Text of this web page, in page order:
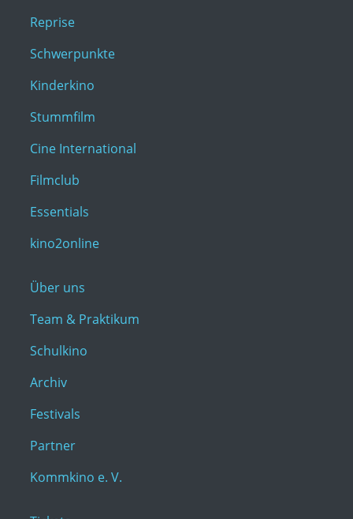
Reprise
Schwerpunkte
Kinderkino
Stummfilm
Cine International
Filmclub
Essentials
kino2online
Über uns
Team & Praktikum
Schulkino
Archiv
Festivals
Partner
Kommkino e. V.